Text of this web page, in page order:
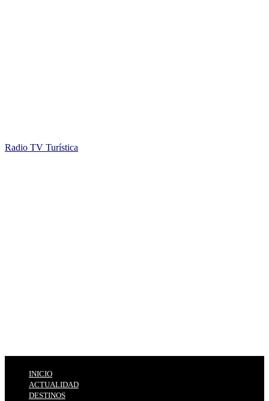
Radio TV Turística
INICIO
ACTUALIDAD
DESTINOS